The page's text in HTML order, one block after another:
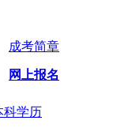
成考简章
网上报名
科学历